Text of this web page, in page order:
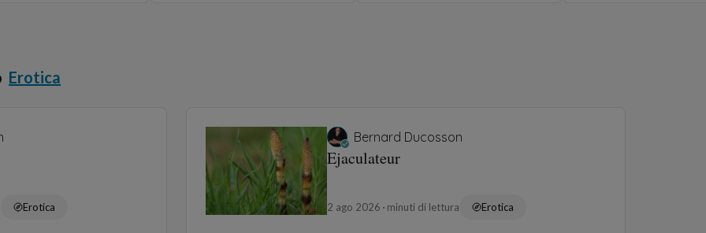
Erotica
Erotica
Bernard Ducosson
Ejaculateur
2 ago 2026 minuti di lettura Erotica